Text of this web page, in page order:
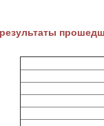
результаты